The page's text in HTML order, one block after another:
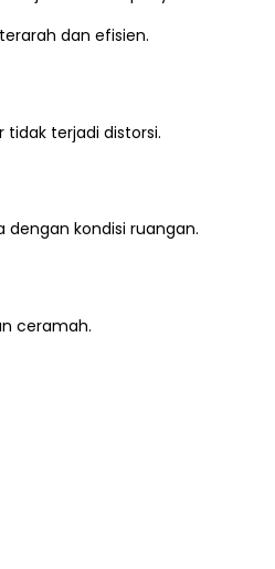
dan efisien.
terjadi distorsi.
kondisi ruangan.
ceramah.